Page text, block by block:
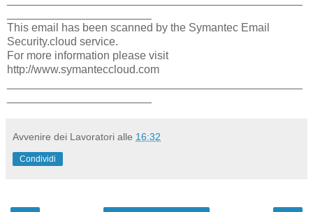
This email has been scanned by the Symantec Email
Security.cloud service.
For more information please visit
http://www.symanteccloud.com
Avvenire dei Lavoratori alle 16:32
Condividi